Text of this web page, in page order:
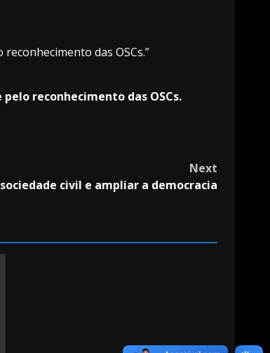
das OSCs.”
reconhecimento das OSCs.
Next
civil e ampliar a democracia